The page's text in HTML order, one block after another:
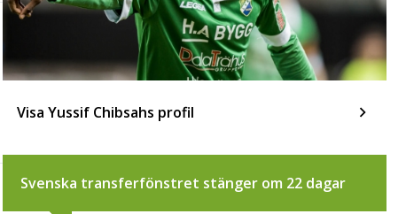
Visa Yussif Chibsahs profil
Svenska transferfönstret stänger om 22 dagar